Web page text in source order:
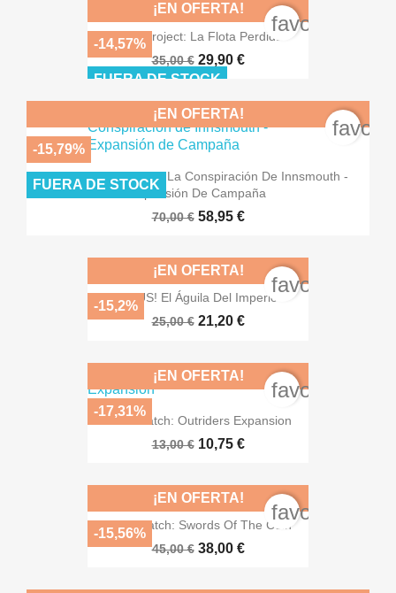
Gaia Project: La Flota Perdida
35,00 € 29,90 €
¡EN OFERTA!
-14,57%
FUERA DE STOCK
Arkham Horror LCG: La Conspiración De Innsmouth -
Expansión De Campaña
70,00 € 58,95 €
¡EN OFERTA!
-15,79%
FUERA DE STOCK
ONUS! El Águila Del Imperio
25,00 € 21,20 €
¡EN OFERTA!
-15,2%
Set A Watch: Outriders Expansion
13,00 € 10,75 €
¡EN OFERTA!
-17,31%
Set A Watch: Swords Of The Coin
45,00 € 38,00 €
¡EN OFERTA!
-15,56%